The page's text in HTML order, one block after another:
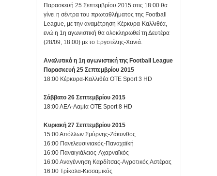
Παρασκευή 25 Σεπτεμβρίου 2015 στις 18:00 θα
γίνει η σέντρα του πρωταθλήματος της Football
League, με την αναμέτρηση Κέρκυρα-Καλλιθέα,
ενώ η 1η αγωνιστική θα ολοκληρωθεί τη Δευτέρα
(28/09, 18:00) με το Εργοτέλης-Χανιά.
Αναλυτικά η 1η αγωνιστική της Football League
Παρασκευή 25 Σεπτεμβρίου 2015
18:00 Κέρκυρα-Καλλιθέα OTE Sport 3 HD
Σάββατο 26 Σεπτεμβρίου 2015
18:00 ΑΕΛ-Λαμία OTE Sport 8 HD
Κυριακή 27 Σεπτεμβρίου 2015
15:00 Απόλλων Σμύρνης-Ζάκυνθος
16:00 Πανελευσινιακός-Παναχαϊκή
16:00 Παναιγιάλειος-Αχαρναϊκός
16:00 Αναγέννηση Καρδίτσας-Αγροτικός Αστέρας
16:00 Τρίκαλα-Κισσαμικός